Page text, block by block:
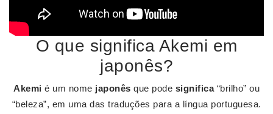
O que significa Akemi em
japonês?
Akemi é um nome japonês que pode significa“brilho” ou
“beleza”, em uma das traduções para a língua portuguesa.